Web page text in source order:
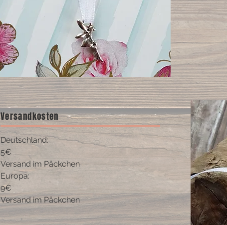
Versandkosten
Deutschland:
5€
Versand im Päckchen
Europa:
9€
Versand im Päckchen